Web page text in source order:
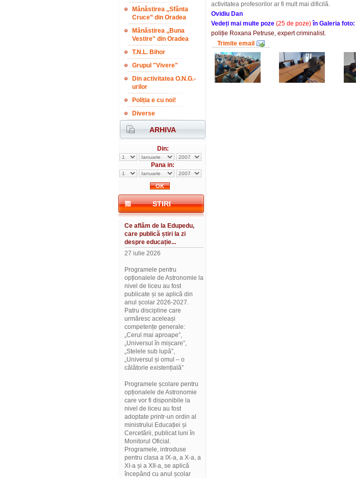
Mănăstirea ,,Sfânta
Cruce” din Oradea
Mănăstirea ,,Buna
Vestire" din Oradea
T.N.L. Bihor
Grupul "Vivere"
Din activitatea O.N.G.-
urilor
Poliția e cu noi!
Diverse
ARHIVA
Din:
Pana in:
STIRI
Ce aflăm de la Edupedu,
care publică știri la zi
despre educație...
27 iulie 2026
Programele pentru
opționalele de Astronomie la
nivel de liceu au fost
publicate și se aplică din
anul școlar 2026-2027.
Patru discipline care
urmăresc aceleași
competențe generale:
„Cerul mai aproape”,
„Universul în mișcare”,
„Stelele sub lupă”,
„Universul și omul – o
călătorie existențială”
Programele școlare pentru
opționalele de Astronomie
care vor fi disponibile la
nivel de liceu au fost
adoptate printr-un ordin al
ministrului Educației și
Cercetării, publicat luni în
Monitorul Oficial.
Programele, introduse
pentru clasa a IX-a, a X-a, a
XI-a și a XII-a, se aplică
începând cu anul școlar
activitatea profesorilor ar fi mult mai dificilă.
Ovidiu Dan
Vedeți mai multe poze (25 de poze)în Galeria foto:
poliție Roxana Petruse, expert criminalist.
Trimite email